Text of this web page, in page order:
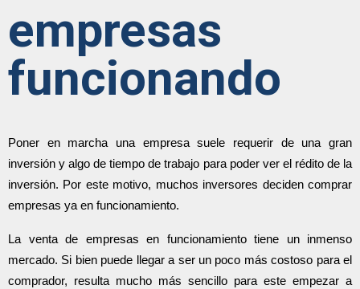
empresas
funcionando
Poner en marcha una empresa suele requerir de una gran
inversión y algo de tiempo de trabajo para poder ver el rédito de la
inversión. Por este motivo, muchos inversores deciden comprar
empresas ya en funcionamiento.
La venta de empresas en funcionamiento tiene un inmenso
mercado. Si bien puede llegar a ser un poco más costoso para el
comprador, resulta mucho más sencillo para este empezar a